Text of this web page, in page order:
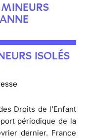
ISOLÉS
Droits de l’Enfant
périodique de la
dernier. France